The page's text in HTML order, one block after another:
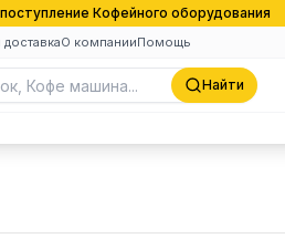
Кофейного оборудования
доставкаО компанииПомощь
Найти